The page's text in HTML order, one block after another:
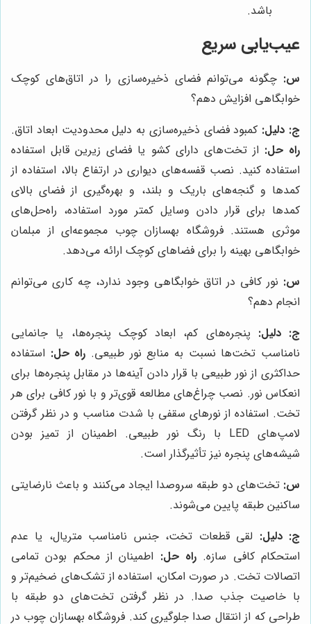
باشد.
عیب‌یابی سریع
س: چگونه می‌توانم فضای ذخیره‌سازی را در اتاق‌های کوچک
خوابگاهی افزایش دهم؟
ج: دلیل: کمبود فضای ذخیره‌سازی به دلیل محدودیت ابعاد اتاق.
راه حل: از تخت‌های دارای کشو یا فضای زیرین قابل استفاده
استفاده کنید. نصب قفسه‌های دیواری در ارتفاع بالا، استفاده از
کمدها و گنجه‌های باریک و بلند، و بهره‌گیری از فضای بالای
کمدها برای قرار دادن وسایل کمتر مورد استفاده، راه‌حل‌های
موثری هستند. فروشگاه بهسازان چوب مجموعه‌ای از مبلمان
خوابگاهی بهینه را برای فضاهای کوچک ارائه می‌دهد.
س: نور کافی در اتاق خوابگاهی وجود ندارد، چه کاری می‌توانم
انجام دهم؟
ج: دلیل: پنجره‌های کم، ابعاد کوچک پنجره‌ها، یا جانمایی
نامناسب تخت‌ها نسبت به منابع نور طبیعی. راه حل: استفاده
حداکثری از نور طبیعی با قرار دادن آینه‌ها در مقابل پنجره‌ها برای
انعکاس نور. نصب چراغ‌های مطالعه قوی‌تر و با نور کافی برای هر
تخت. استفاده از نورهای سقفی با شدت مناسب و در نظر گرفتن
لامپ‌های LED با رنگ نور طبیعی. اطمینان از تمیز بودن
شیشه‌های پنجره نیز تأثیرگذار است.
س: تخت‌های دو طبقه سروصدا ایجاد می‌کنند و باعث نارضایتی
ساکنین طبقه پایین می‌شوند.
ج: دلیل: لقی قطعات تخت، جنس نامناسب متریال، یا عدم
استحکام کافی سازه. راه حل: اطمینان از محکم بودن تمامی
اتصالات تخت. در صورت امکان، استفاده از تشک‌های ضخیم‌تر و
با خاصیت جذب صدا. در نظر گرفتن تخت‌های دو طبقه با
طراحی که از انتقال صدا جلوگیری کند. فروشگاه بهسازان چوب در